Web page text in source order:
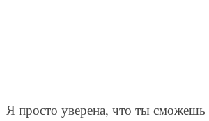
Я просто уверена, что ты сможешь